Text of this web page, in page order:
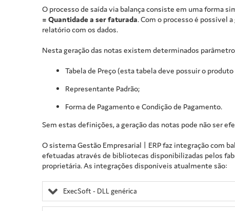
O processo de saída via balança consiste em uma forma
= Quantidade a ser faturada. Com o processo é possível
relatório com os dados.
Nesta geração das notas existem determinados
Tabela de Preço (esta tabela deve possuir o
Representante Padrão;
Forma de Pagamento e Condição de Pagamento.
Sem estas definições, a geração das notas pode não ser
O sistemaGestão Empresarial | ERPfaz integração com
efetuadas através de bibliotecas disponibilizadas pelos
proprietária. As integrações disponíveis atualmente são:
ExecSoft - DLL genérica